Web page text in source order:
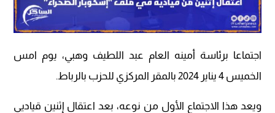
اجتماعا برئاسة أمينه العام عبد اللطيف وهبي، يوم امس
الخميس 4 يناير 2024 بالمقر المركزي للحزب بالرباط.
ويعد هذا الاجتماع الأول من نوعه، بعد اعتقال إثنين قياديي